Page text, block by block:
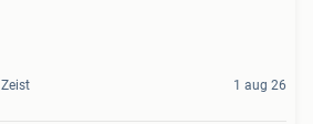
Zeist 1 aug 26